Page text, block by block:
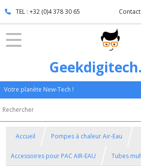
TEL : +32 (0)4 378 30 65 Contact
Votre planète New-Tech !
Accueil Pompes à chaleur Air-Eau
Accessoires pour PAC AIR-EAU Tubes